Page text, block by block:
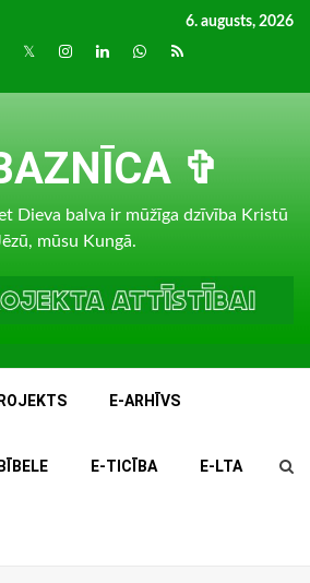
6. augusts, 2026
TwitterInstagram
LinkedInwhatsapp
RSS
✞
Dieva balva ir mūžīga dzīvība Kristū
mūsu Kungā.
E-ARHĪVS
E-TICĪBA E-LTA